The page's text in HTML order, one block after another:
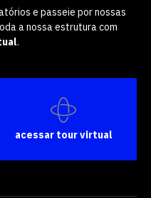
e passeie por nossas
a nossa estrutura com
.
acessar tour virtual